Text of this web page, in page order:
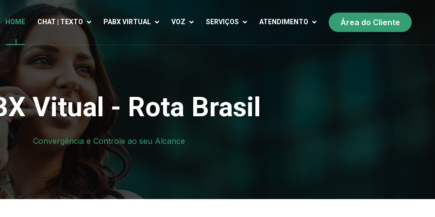
HOME CHAT | TEXTO PABX VIRTUAL VOZ SERVIÇOS ATENDIMENTO Área do Cliente
Vitual - Rota Brasil
Convergência e Controle ao seu Alcance